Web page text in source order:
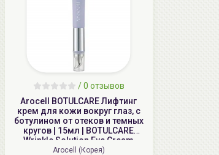
/0 отзывов
Arocell BOTULCARE Лифтинг
крем для кожи вокруг глаз, с
ботулином от отеков и темных
кругов | 15мл | BOTULCARE
Wrinkle Solution Eye Cream
Arocell (Корея)